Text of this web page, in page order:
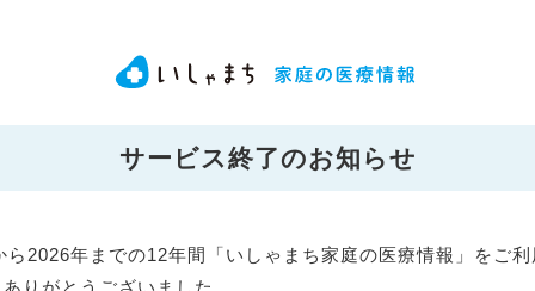
サービス終了のお知らせ
ら2026年までの12年間「いしゃまち家庭の医療情報」をご
りがとうございました。